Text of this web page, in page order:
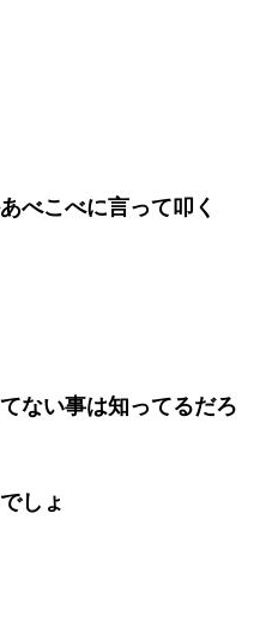
べこべに言って叩く
ない事は知ってるだろ
しょ